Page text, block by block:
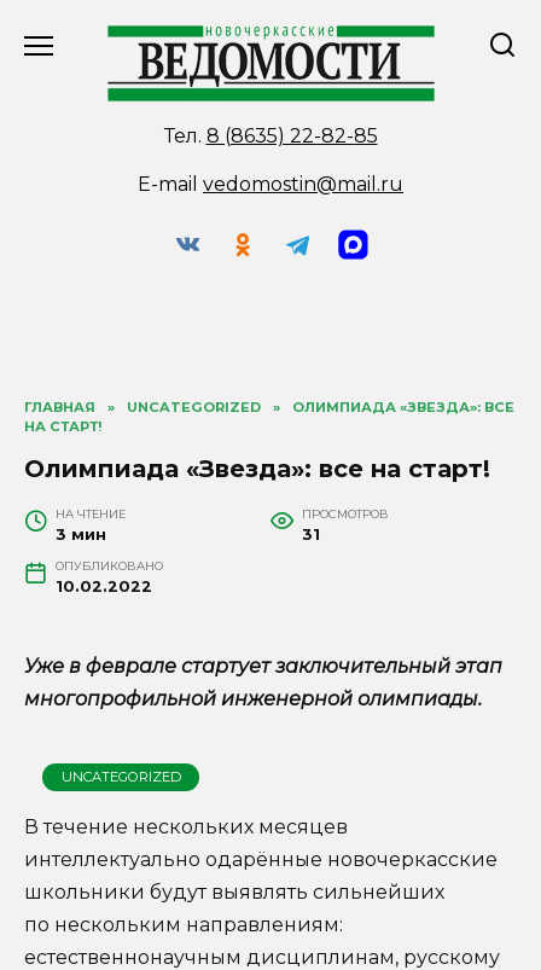
Тел. 8 (8635) 22-82-85
E-mail vedomostin@mail.ru
ГЛАВНАЯ » UNCATEGORIZED »
ОЛИМПИАДА «ЗВЕЗДА»: ВСЕ
НА СТАРТ!
Олимпиада «Звезда»: все на старт!
НА ЧТЕНИЕ
3 мин
ПРОСМОТРОВ
31
ОПУБЛИКОВАНО
10.02.2022
Уже в феврале стартует заключительный этап
многопрофильной инженерной олимпиады.
UNCATEGORIZED
В течение нескольких месяцев
интеллектуально одарённые новочеркасские
школьники будут выявлять сильнейших
по нескольким направлениям:
естественнонаучным дисциплинам, русскому